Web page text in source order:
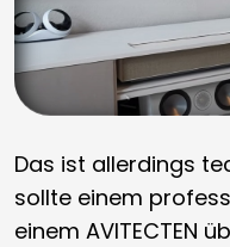
Das ist allerdings
sollte einem
einem AVITECTEN